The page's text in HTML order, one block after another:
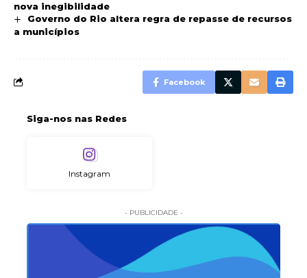
nova inegibilidade
Governo do Rio altera regra de repasse de recursos
a municípios
Facebook
Siga-nos nas Redes
Instagram
- PUBLICIDADE -